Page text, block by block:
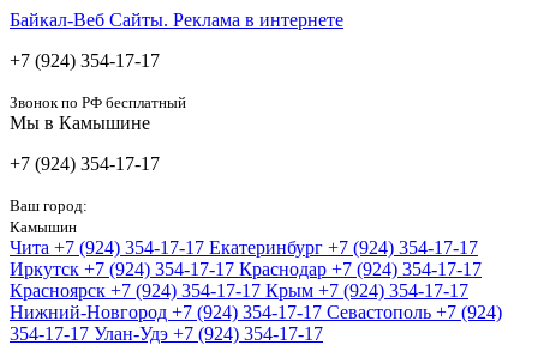
Байкал-Веб Сайты. Реклама в интернете
+7 (924) 354-17-17
Звонок по РФ бесплатный
Мы в Камышине
+7 (924) 354-17-17
Ваш город:
Камышин
Чита +7 (924) 354-17-17 Екатеринбург +7 (924) 354-17-17
Иркутск +7 (924) 354-17-17 Краснодар +7 (924) 354-17-17
Красноярск +7 (924) 354-17-17 Крым +7 (924) 354-17-17
Нижний-Новгород +7 (924) 354-17-17 Севастополь +7 (924)
354-17-17 Улан-Удэ +7 (924) 354-17-17